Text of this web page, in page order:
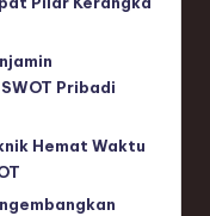
Pribadi
Hemat Waktu